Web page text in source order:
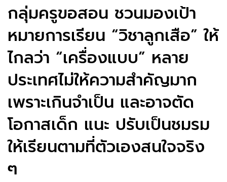
กลุ่มครูขอสอน ชวนมองเป้า
หมายการเรียน “วิชาลูกเสือ” ให้
ไกลว่า “เครื่องแบบ” หลาย
ประเทศไม่ให้ความสำคัญมาก
เพราะเกินจำเป็น และอาจตัด
โอกาสเด็ก แนะ ปรับเป็นชมรม
ให้เรียนตามที่ตัวเองสนใจจริง
ๆ